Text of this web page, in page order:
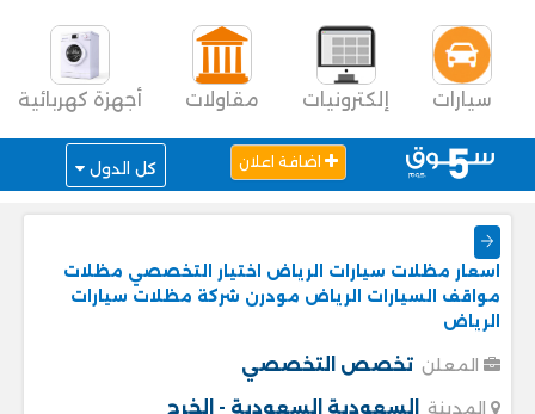
سيارات إلكترونيات مقاولات أجهزة كهربائية
اضافة اعلان كل الدول
اسعار مظلات سيارات الرياض اختيار التخصصي مظلات
مواقف السيارات الرياض مودرن شركة مظلات سيارات
الرياض
المعلن تخصص التخصصي
المدينة السعودية السعودية - الخرج